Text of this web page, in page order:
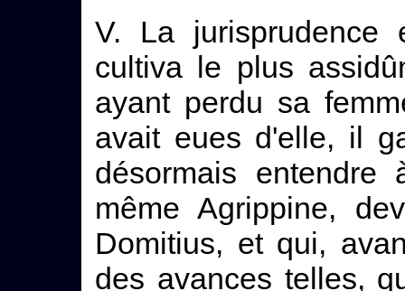
V. La jurisprudence
cultiva le plus
ayant perdu sa
avait eues d'elle, il
désormais
même Agrippine,
Domitius, et qui,
des avances telles,